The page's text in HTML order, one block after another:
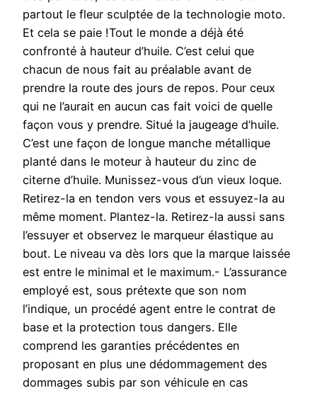
partout le fleur sculptée de la technologie moto.
Et cela se paie !Tout le monde a déjà été
confronté à hauteur d’huile. C’est celui que
chacun de nous fait au préalable avant de
prendre la route des jours de repos. Pour ceux
qui ne l’aurait en aucun cas fait voici de quelle
façon vous y prendre. Situé la jaugeage d’huile.
C’est une façon de longue manche métallique
planté dans le moteur à hauteur du zinc de
citerne d’huile. Munissez-vous d’un vieux loque.
Retirez-la en tendon vers vous et essuyez-la au
même moment. Plantez-la. Retirez-la aussi sans
l’essuyer et observez le marqueur élastique au
bout. Le niveau va dès lors que la marque laissée
est entre le minimal et le maximum.- L’assurance
employé est, sous prétexte que son nom
l’indique, un procédé agent entre le contrat de
base et la protection tous dangers. Elle
comprend les garanties précédentes en
proposant en plus une dédommagement des
dommages subis par son véhicule en cas